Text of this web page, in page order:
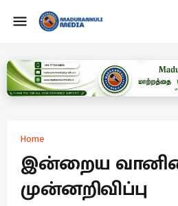
Home
இன்றைய
முன்னறிவிப்பு